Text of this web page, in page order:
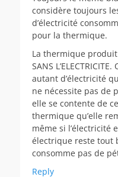
considère toujours
d’électricité
pour la thermique.
La thermique produit
SANS
autant d’électricité
ne nécessite pas de
elle se contente de
thermique qu’elle
même si l’électricité
électrique reste tout
consomme pas de
Reply